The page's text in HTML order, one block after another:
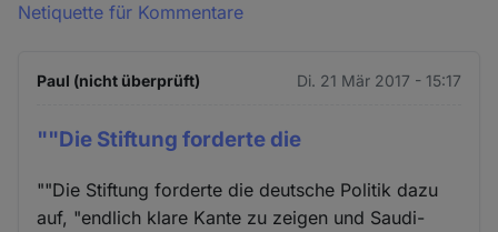
Netiquette für Kommentare
Paul (nicht überprüft) Di. 21 Mär 2017 - 15:17
""Die Stiftung forderte die
""Die Stiftung forderte die deutsche Politik dazu
auf, "endlich klare Kante zu zeigen und Saudi-